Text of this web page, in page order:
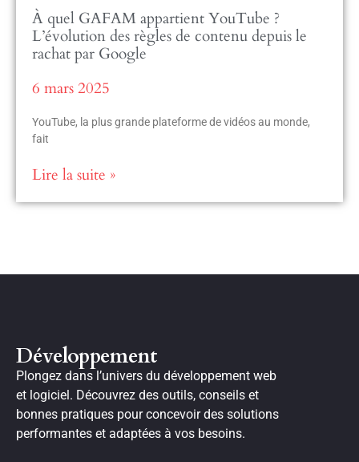
À quel GAFAM appartient YouTube ?
L’évolution des règles de contenu depuis le
rachat par Google
6 mars 2025
YouTube, la plus grande plateforme de vidéos au monde,
fait
Lire la suite »
Développement
Plongez dans l’univers du développement web
et logiciel. Découvrez des outils, conseils et
bonnes pratiques pour concevoir des solutions
performantes et adaptées à vos besoins.